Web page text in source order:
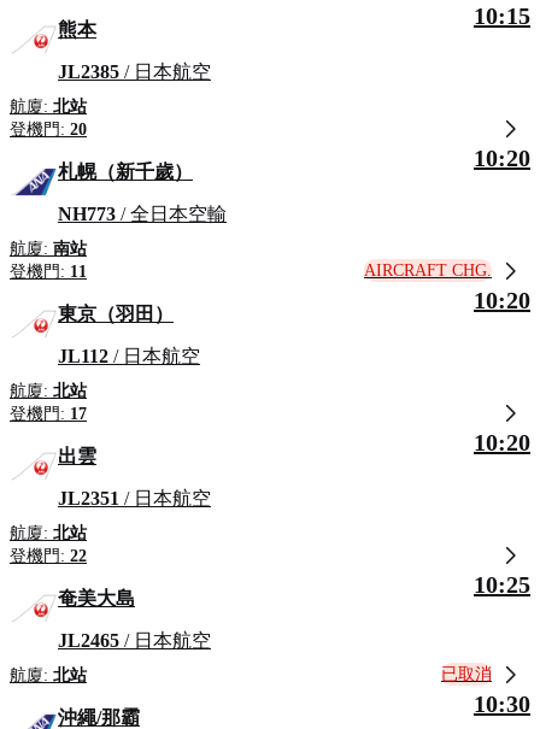
熊本
JL2385 / 日本航空
航廈: 北站
登機門: 20
10:15
札幌（新千歲）
NH773 / 全日本空輸
航廈: 南站
登機門: 11
10:20
AIRCRAFT CHG.
東京（羽田）
JL112 / 日本航空
航廈: 北站
登機門: 17
10:20
出雲
JL2351 / 日本航空
航廈: 北站
登機門: 22
10:20
奄美大島
JL2465 / 日本航空
航廈: 北站
10:25
已取消
沖繩/那霸
10:30